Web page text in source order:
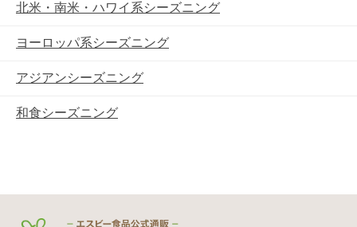
北米・南米・ハワイ系シーズニング
ヨーロッパ系シーズニング
アジアンシーズニング
和食シーズニング